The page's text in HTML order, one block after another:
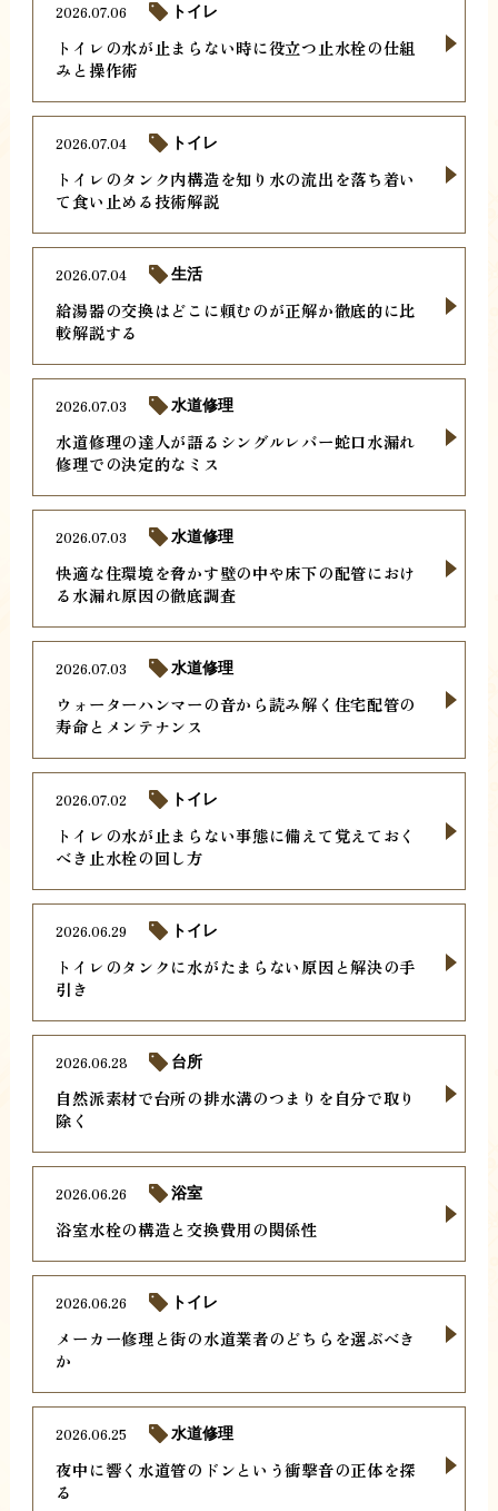
トイレの水が止まらない時に役立つ止水栓の仕組
みと操作術
2026.07.06 トイレ
トイレのタンク内構造を知り水の流出を落ち着い
て食い止める技術解説
2026.07.04 トイレ
給湯器の交換はどこに頼むのが正解か徹底的に比
較解説する
2026.07.04 生活
水道修理の達人が語るシングルレバー蛇口水漏れ
修理での決定的なミス
2026.07.03 水道修理
快適な住環境を脅かす壁の中や床下の配管におけ
る水漏れ原因の徹底調査
2026.07.03 水道修理
ウォーターハンマーの音から読み解く住宅配管の
寿命とメンテナンス
2026.07.03 水道修理
トイレの水が止まらない事態に備えて覚えておく
べき止水栓の回し方
2026.07.02 トイレ
トイレのタンクに水がたまらない原因と解決の手
引き
2026.06.29 トイレ
自然派素材で台所の排水溝のつまりを自分で取り
除く
2026.06.28 台所
浴室水栓の構造と交換費用の関係性
2026.06.26 浴室
メーカー修理と街の水道業者のどちらを選ぶべき
か
2026.06.26 トイレ
夜中に響く水道管のドンという衝撃音の正体を探
る
2026.06.25 水道修理